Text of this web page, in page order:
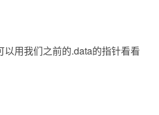
以用我们之前的.data的指针看看